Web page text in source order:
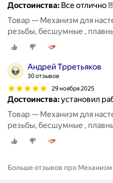
Достоинства: Все отлично
Товар — Механизм для
резьбы, бесшумные ,
класса, размер 8мм
Андрей Трретьяков
30 отзывов
29 ноября 2025
Достоинства:установил
Товар — Механизм для
резьбы, бесшумные ,
класса, размер 8мм
Больше отзывов про Механизм